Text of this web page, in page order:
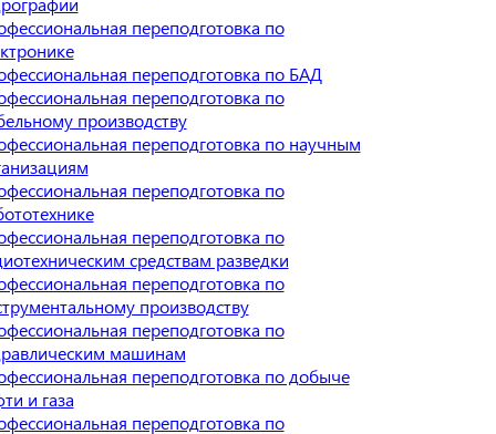
переподготовка по
переподготовка по БАД
переподготовка по
производству
переподготовка по научным
переподготовка по
переподготовка по
средствам разведки
переподготовка по
производству
переподготовка по
машинам
переподготовка по добыче
и газа
переподготовка по